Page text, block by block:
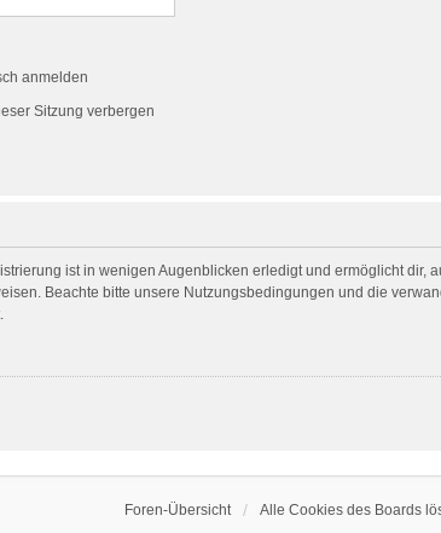
anmelden
Sitzung verbergen
ist in wenigen Augenblicken erledigt und ermöglicht dir,
Beachte bitte unsere Nutzungsbedingungen und die
Foren-Übersicht Alle Cookies des Boards